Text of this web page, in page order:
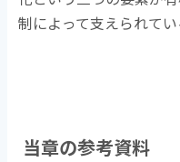
制によって支えられてい
当章の参考資料